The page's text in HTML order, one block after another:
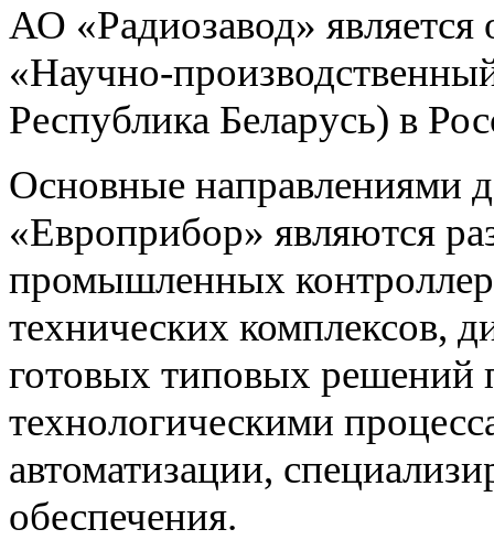
АО «Радиозавод»
«Научно-
Республика Беларусь) в
Основные
«Европрибор» являются
промышленных
технических комплексов,
готовых типовых решений
технологическими
автоматизации,
обеспечения.